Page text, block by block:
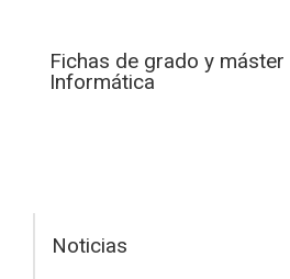
Fichas de grado y máster
Informática
Noticias